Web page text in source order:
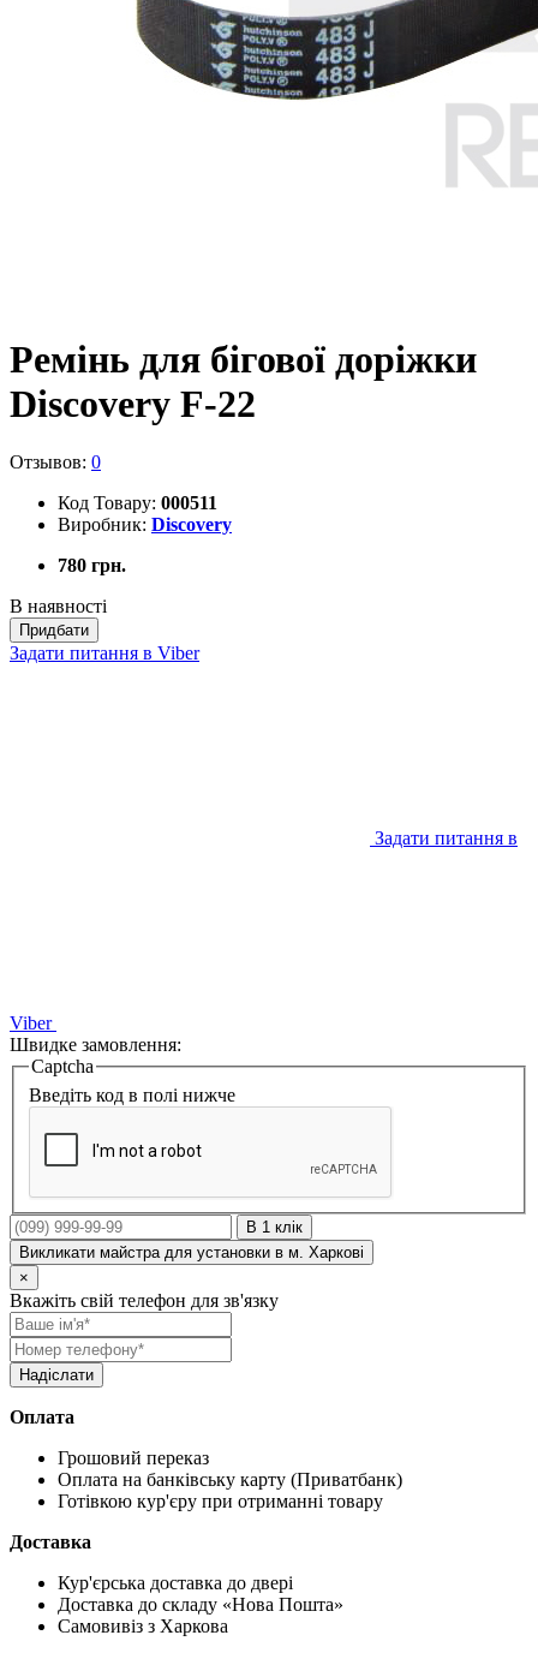
Ремінь для бігової доріжки
Discovery F-22
Отзывов: 0
Код Товару: 000511
Виробник: Discovery
780 грн.
В наявності
Придбати
Задати питання в Viber
Задати питання в
Viber
Швидке замовлення:
Captcha
Введіть код в полі нижче
В 1 клік
Викликати майстра для установки в м. Харкові
×
Вкажіть свій телефон для зв'язку
Оплата
Грошовий переказ
Оплата на банківську карту (Приватбанк)
Готівкою кур'єру при отриманні товару
Доставка
Кур'єрська доставка до двері
Доставка до складу «Нова Пошта»
Самовивіз з Харкова